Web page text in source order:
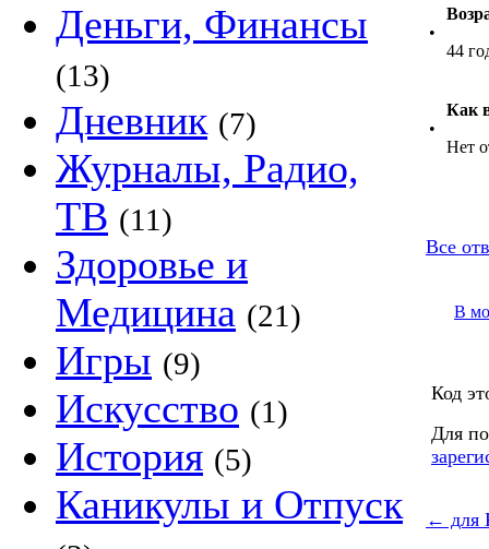
Деньги, Финансы
(13)
Дневник (7)
Журналы, Радио,
ТВ (11)
Здоровье и
Медицина (21)
Игры (9)
Искусство (1)
История (5)
Каникулы и Отпуск
•
44
•
Как
Нет
Все
В
Код
Для
← для